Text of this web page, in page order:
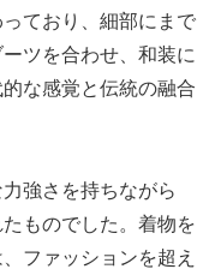
ており、細部にまで
ツを合わせ、和装に
な感覚と伝統の融合
強さを持ちながら
ものでした。着物を
ファッションを超え